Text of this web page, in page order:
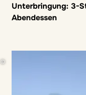
Unterbringung: 3-
Abendessen
©
J
A
C
L
O
U
-
D
L
/
p
i
x
a
b
a
y
.
c
o